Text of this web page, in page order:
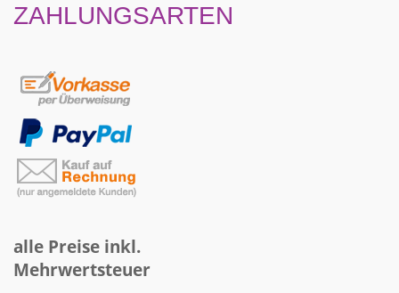
ZAHLUNGSARTEN
alle Preise inkl.
Mehrwertsteuer